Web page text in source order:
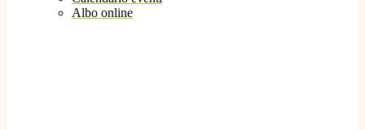
Albo online